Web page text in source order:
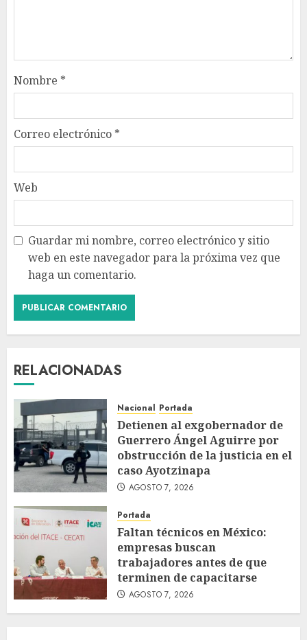
Nombre *
Correo electrónico *
Web
Guardar mi nombre, correo electrónico y sitio
web en este navegador para la próxima vez que
haga un comentario.
RELACIONADAS
Nacional Portada
Detienen al exgobernador de
Guerrero Ángel Aguirre por
obstrucción de la justicia en el
caso Ayotzinapa
AGOSTO 7, 2026
Portada
Faltan técnicos en México:
empresas buscan
trabajadores antes de que
terminen de capacitarse
AGOSTO 7, 2026